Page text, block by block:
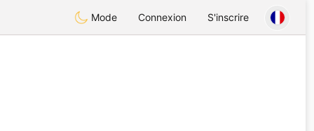
Mode Connexion S'inscrire